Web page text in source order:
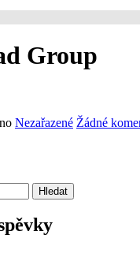
Group
Nezařazené Žádné